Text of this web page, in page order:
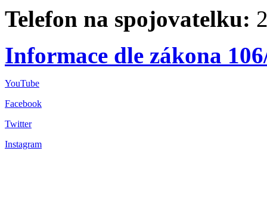
Telefon na spojovatelku:
Informace dle zákona
YouTube
Facebook
Twitter
Instagram